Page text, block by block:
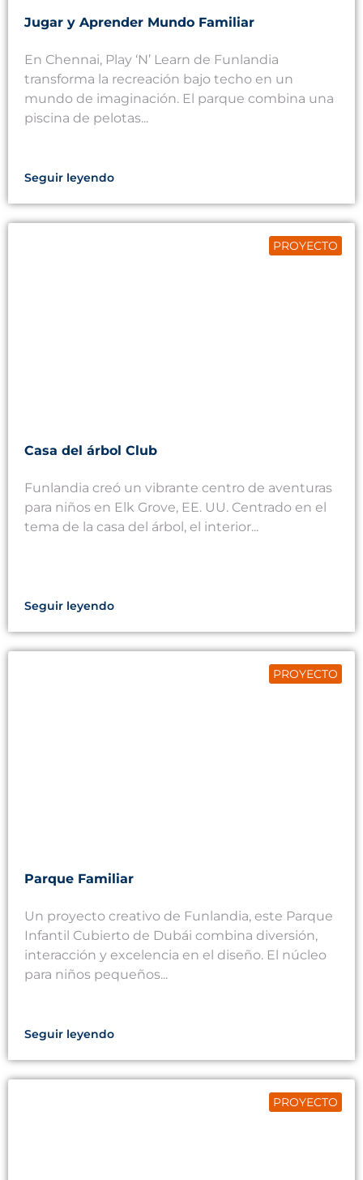
Jugar y Aprender Mundo Familiar
En Chennai, Play ‘N’ Learn de Funlandia
transforma la recreación bajo techo en un
mundo de imaginación. El parque combina una
piscina de pelotas...
Seguir leyendo
Casa del árbol Club
Funlandia creó un vibrante centro de aventuras
para niños en Elk Grove, EE. UU. Centrado en el
tema de la casa del árbol, el interior...
Seguir leyendo
PROYECTO
Parque Familiar
Un proyecto creativo de Funlandia, este Parque
Infantil Cubierto de Dubái combina diversión,
interacción y excelencia en el diseño. El núcleo
para niños pequeños...
Seguir leyendo
PROYECTO
PROYECTO